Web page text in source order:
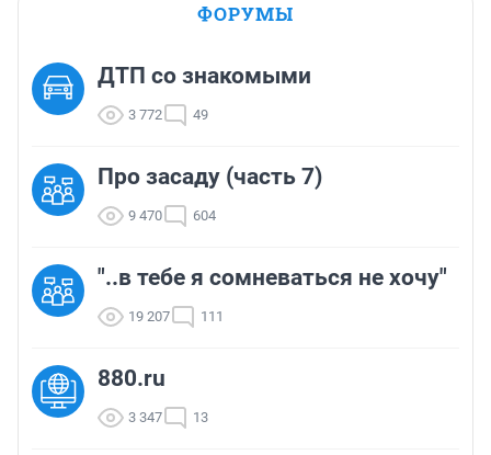
ФОРУМЫ
ДТП со знакомыми
3 772 49
Про засаду (часть 7)
9 470 604
"..в тебе я сомневаться не хочу"
19 207 111
880.ru
3 347 13